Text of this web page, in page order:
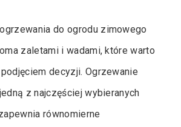
do ogrodu zimowego
zaletami i wadami, które warto
decyzji. Ogrzewanie
z najczęściej wybieranych
równomierne